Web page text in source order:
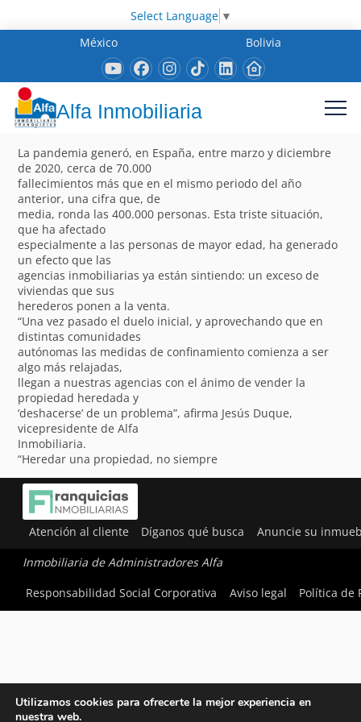
Select Language ▼
México
Bolivia
Alfa Inmobiliaria
La pandemia generó, en España, entre marzo y diciembre
de 2020, cerca de 70.000
fallecimientos más que en el mismo periodo del año
anterior, una cifra que, de
media, ronda las 400.000 personas. Esta triste situación,
que ha afectado
especialmente a las personas de mayor edad, ha generado
un efecto que las
agencias inmobiliarias ya están sintiendo: un exceso de
viviendas que sus
herederos ponen a la venta.
“Una vez pasado el duelo inicial, y aprovechando que en
distintas comunidades
autónomas las medidas de confinamiento comienza a ser
algo más relajadas,
llegan a nuestras agencias con el ánimo de vender la
propiedad heredada y
‘deshacerse’ de un problema”, afirma Jesús Duque,
vicepresidente de Alfa
Inmobiliaria.
“Heredar una propiedad, no siempre
Atención al cliente Díganos qué busca Anuncie su
Inmobiliaria de Administradores Alfa
Responsabilidad Social Corporativa
Aviso legal Política de
Utilizamos cookies para ofrecerte la mejor experiencia en
nuestra web.